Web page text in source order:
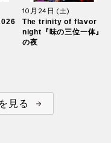
10月24日 (土)
The trinity of flavor
night『味の三位一体』
の夜
見る